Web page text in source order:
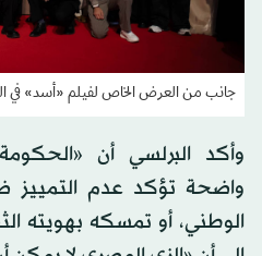
جانب من العرض الخاص لفيلم «أسد» في
وأكد البرلسي أن
واضحة تؤكد عدم
الوطني، أو تمسكه بهويته